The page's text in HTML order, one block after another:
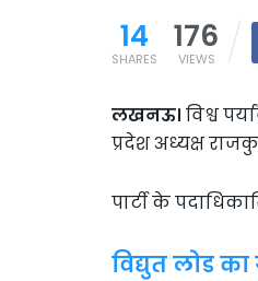
14
SHARES
176
VIEWS
लखनऊ। विश्व
प्रदेश अध्यक्ष
पार्टी के
विद्युत लोड